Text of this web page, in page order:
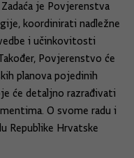
je Povjerenstva
koordinirati nadležne
i učinkovitosti
Povjerenstvo će
planova pojedinih
će detaljno razrađivati
O svome radu i
Republike Hrvatske